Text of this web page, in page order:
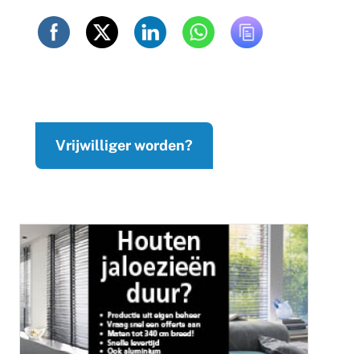
Vrijwilliger worden?